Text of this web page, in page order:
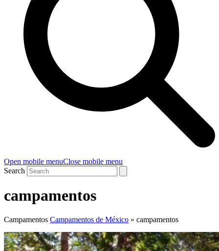
Open mobile menuClose mobile menu
Search
campamentos
Campamentos Campamentos de México » campamentos